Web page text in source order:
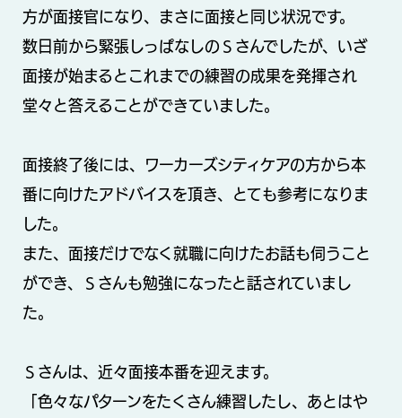
方が面接官になり、まさに面接と同じ状況です。
数日前から緊張しっぱなしのＳさんでしたが、いざ
面接が始まるとこれまでの練習の成果を発揮され
堂々と答えることができていました。
面接終了後には、ワーカーズシティケアの方から本
番に向けたアドバイスを頂き、とても参考になりま
した。
また、面接だけでなく就職に向けたお話も伺うこと
ができ、Ｓさんも勉強になったと話されていまし
た。
Ｓさんは、近々面接本番を迎えます。
「色々なパターンをたくさん練習したし、あとはや